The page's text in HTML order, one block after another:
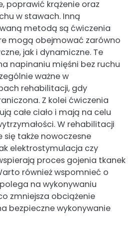
poprawić krążenie oraz
w stawach. Inną
metodą są ćwiczenia
mogą obejmować zarówno
jak i dynamiczne. Te
napinaniu mięśni bez ruchu
ważne w
rehabilitacji, gdy
Z kolei ćwiczenia
całe ciało i mają na celu
W rehabilitacji
się także nowoczesne
elektrostymulacja czy
proces gojenia tkanek
również wspomnieć o
na wykonywaniu
zmniejsza obciążenie
bezpieczne wykonywanie